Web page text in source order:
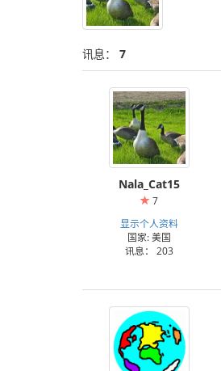
讯息： 7
Nala_Cat15
7
显示个人资料
国家: 美国
讯息： 203